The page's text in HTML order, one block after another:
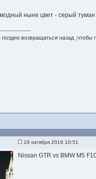
ныне цвет - серый туман
поздно возвращаться назад ,чтобы
19 октября 2019 10:51
Nissan GTR vs BMW M5